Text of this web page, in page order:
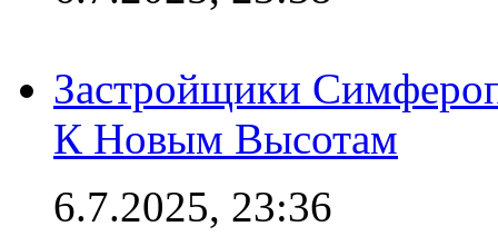
Застройщики
К Новым Высотам
6.7.2025, 23:36